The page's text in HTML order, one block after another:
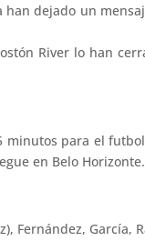
dejado un
River lo han
minutos para el
en Belo Horizonte.
Fernández, García,